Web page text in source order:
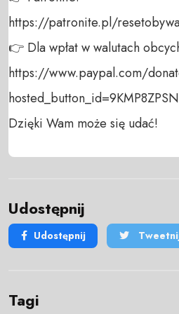
https://patronite.pl/
👉 Dla wpłat w walutach
https://www.paypal.com/
Dzięki Wam może się udać!
Udostępnij
Udostępnij
Tagi